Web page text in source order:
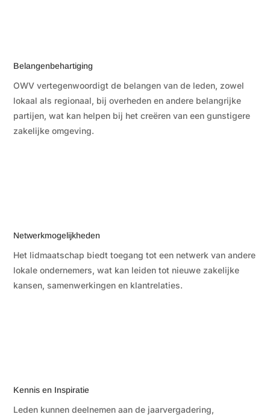
Belangenbehartiging
OWV vertegenwoordigt de belangen van de leden, zowel
lokaal als regionaal, bij overheden en andere belangrijke
partijen, wat kan helpen bij het creëren van een gunstigere
zakelijke omgeving.
Netwerkmogelijkheden
Het lidmaatschap biedt toegang tot een netwerk van andere
lokale ondernemers, wat kan leiden tot nieuwe zakelijke
kansen, samenwerkingen en klantrelaties.
Kennis en Inspiratie
Leden kunnen deelnemen aan de jaarvergadering,